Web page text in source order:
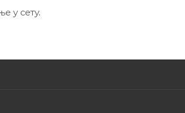
у сету.